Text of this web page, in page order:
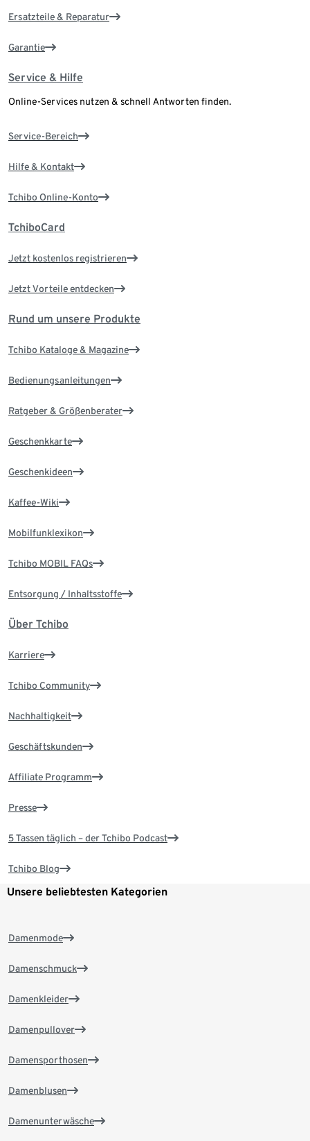
Ersatzteile & Reparatur
Garantie
Service & Hilfe
Online-Services nutzen & schnell Antworten finden.
Service-Bereich
Hilfe & Kontakt
Tchibo Online-Konto
TchiboCard
Jetzt kostenlos registrieren
Jetzt Vorteile entdecken
Rund um unsere Produkte
Tchibo Kataloge & Magazine
Bedienungsanleitungen
Ratgeber & Größenberater
Geschenkkarte
Geschenkideen
Kaffee-Wiki
Mobilfunklexikon
Tchibo MOBIL FAQs
Entsorgung / Inhaltsstoffe
Über Tchibo
Karriere
Tchibo Community
Nachhaltigkeit
Geschäftskunden
Affiliate Programm
Presse
5 Tassen täglich – der Tchibo Podcast
Tchibo Blog
Unsere beliebtesten Kategorien
Damenmode
Damenschmuck
Damenkleider
Damenpullover
Damensporthosen
Damenblusen
Damenunterwäsche